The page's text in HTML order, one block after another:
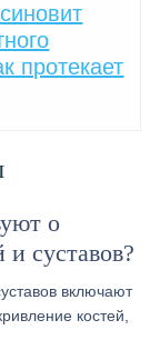
протекает
о
суставов?
включают
костей,